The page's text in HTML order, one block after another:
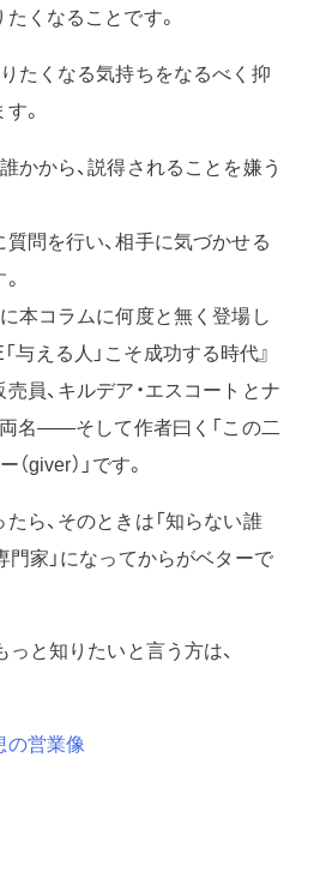
くなることです。
たくなる気持ちをなるべく抑
。
かから、説得されることを嫌う
問を行い、相手に気づかせる
本コラムに何度と無く登場し
与える人」こそ成功する時代』
員、キルデア・エスコートとナ
名——そして作者曰く「この二
giver）」です。
ら、そのときは「知らない誰
門家」になってからがベターで
っと知りたいと言う方は、
の営業像